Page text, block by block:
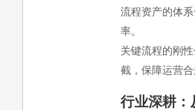
流程资产的体
率。
关键流程的刚
截，保障运营合
行业深耕：